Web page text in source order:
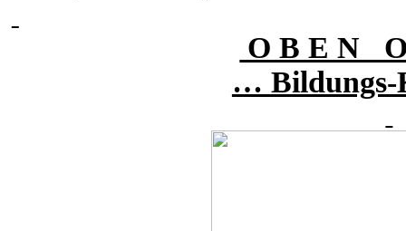
O B E N
… Bildungs-